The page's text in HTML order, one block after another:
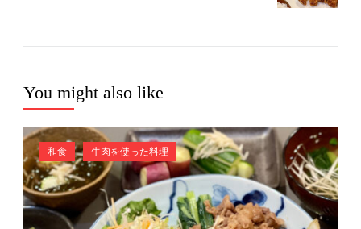
You might also like
和食 牛肉を使った料理